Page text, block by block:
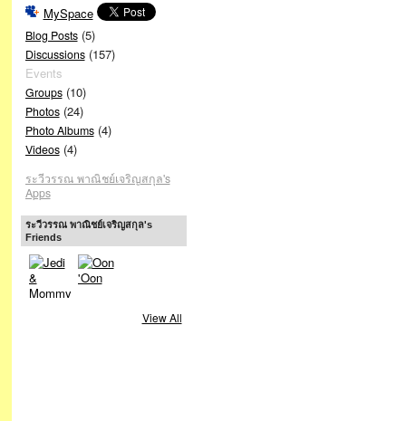
MySpace
Blog Posts(5)
Discussions(157)
Events
Groups(10)
Photos(24)
Photo Albums(4)
Videos(4)
ระวีวรรณ พาณิชย์เจริญสกุล's
Apps
ระวีวรรณ พาณิชย์เจริญสกุล's
Friends
View All